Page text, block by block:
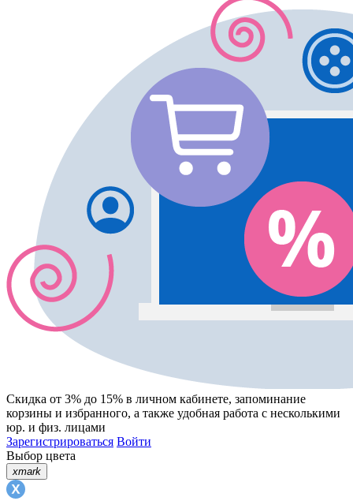
Скидка от 3% до 15% в личном кабинете, запоминание
корзины и избранного, а также удобная работа с несколькими
юр. и физ. лицами
Зарегистрироваться Войти
Выбор цвета
xmark